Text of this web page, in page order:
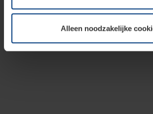
toestemming kunt u op elk moment bij
wijzigen of herroepen.Alleen noodzakelijke